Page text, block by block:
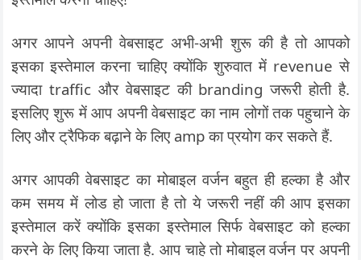
अगर आपने अपनी वेबसाइट अभी-अभी शुरू की है तो आपको
इसका इस्तेमाल करना चाहिए क्योंकि शुरुवात में revenue से
ज्यादा traffic और वेबसाइट की branding जरूरी होती है.
इसलिए शुरू में आप अपनी वेबसाइट का नाम लोगों तक पहुचाने के
लिए और ट्रैफिक बढ़ाने के लिए amp का प्रयोग कर सकते हैं.
अगर आपकी वेबसाइट का मोबाइल वर्जन बहुत ही हल्का है और
कम समय में लोड हो जाता है तो ये जरूरी नहीं की आप इसका
इस्तेमाल करें क्योंकि इसका इस्तेमाल सिर्फ वेबसाइट को हल्का
करने के लिए किया जाता है. आप चाहे तो मोबाइल वर्जन पर अपनी